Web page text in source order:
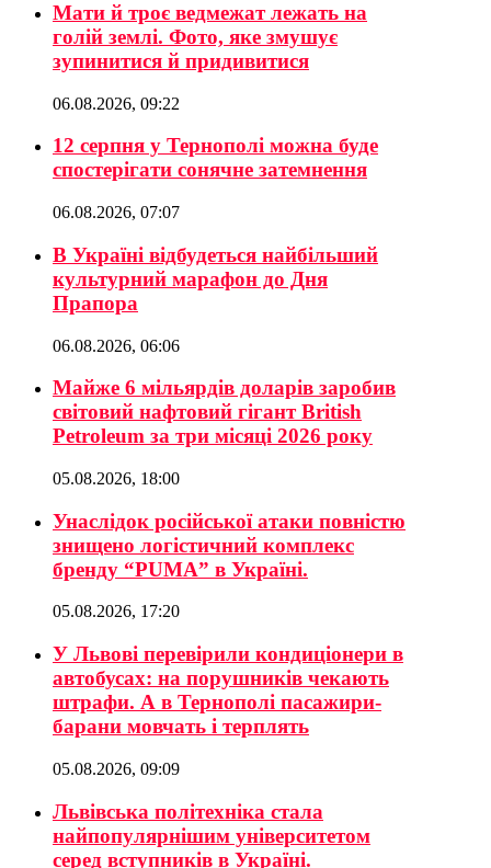
Мати й троє ведмежат лежать на
голій землі. Фото, яке змушує
зупинитися й придивитися
06.08.2026, 09:22
12 серпня у Тернополі можна буде
спостерігати сонячне затемнення
06.08.2026, 07:07
В Україні відбудеться найбільший
культурний марафон до Дня
Прапора
06.08.2026, 06:06
Майже 6 мільярдів доларів заробив
світовий нафтовий гігант British
Petroleum за три місяці 2026 року
05.08.2026, 18:00
Унаслідок російської атаки повністю
знищено логістичний комплекс
бренду “PUMA” в Україні.
05.08.2026, 17:20
У Львові перевірили кондиціонери в
автобусах: на порушників чекають
штрафи. А в Тернополі пасажири-
барани мовчать і терплять
05.08.2026, 09:09
Львівська політехніка стала
найпопулярнішим університетом
серед вступників в Україні.